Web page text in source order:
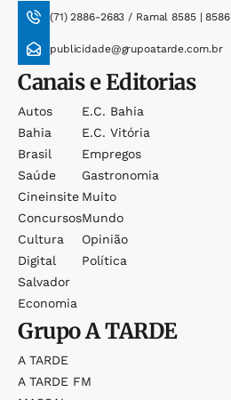
(71) 2886-2683 / Ramal 8585 | 8586
publicidade@grupoatarde.com.br
Canais e Editorias
Autos
Bahia
Brasil
Saúde
Cineinsite
Concursos
Cultura
Digital
Salvador
Economia
E.c. Bahia
E.c. Vitória
Empregos
Gastronomia
Muito
Mundo
Opinião
Política
GrupoA TARDE
A TARDE
A TARDE FM